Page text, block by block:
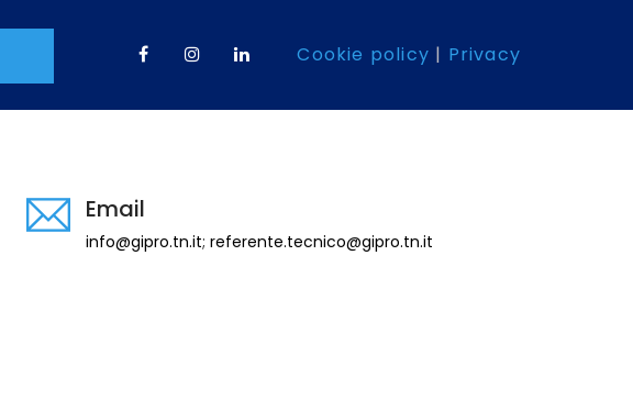
Cookie policy | Privacy
Email
info@gipro.tn.it; referente.tecnico@gipro.tn.it